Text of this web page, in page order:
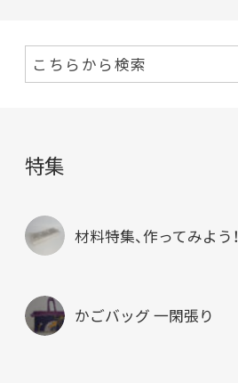
特集
材料特集、作ってみよう！
かごバッグ 一閑張り